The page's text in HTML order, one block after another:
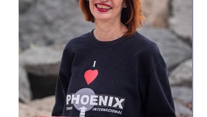
eingelösten Bons hat sich das Heft
bezahlt gemacht. Insgesamt sind
Ersparnisse von rund 500 Euro drin.
NEUE VERKAUFSSTELLEN Finca
Canarias Aloe Vera C.C. Varadero in
Meloneras Mogan Mall Cit